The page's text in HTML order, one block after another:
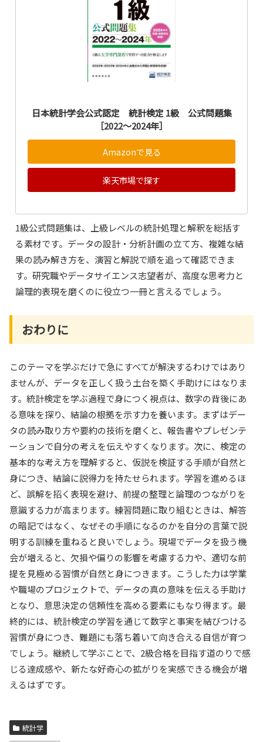
日本統計学会公式認定 統計検定 1級 公式問題集
［2022〜2024年］
Amazonで見る
楽天市場で探す
1級公式問題集は、上級レベルの統計処理と解釈を総括す
る素材です。データの設計・分析計画の立て方、複雑な結
果の読み解き方を、演習と解説で順を追って確認できま
す。研究職やデータサイエンス志望者が、高度な思考力と
論理的表現を磨くのに役立つ一冊と言えるでしょう。
おわりに
このテーマを学ぶだけで急にすべてが解決するわけではあり
ませんが、データを正しく扱う土台を築く手助けにはなりま
す。統計検定を学ぶ過程で身につく視点は、数字の背後にあ
る意味を探り、結論の根拠を示す力を養います。まずはデー
タの読み取り方や要約の技術を磨くと、報告書やプレゼンテ
ーションで自分の考えを伝えやすくなります。次に、検定の
基本的な考え方を理解すると、仮説を検証する手順が自然と
身につき、結論に説得力を持たせられます。学習を進めるほ
ど、誤解を招く表現を避け、前提の整理と論理のつながりを
意識する力が高まります。練習問題に取り組むときは、解答
の暗記ではなく、なぜその手順になるのかを自分の言葉で説
明する訓練を重ねると良いでしょう。現場でデータを扱う機
会が増えると、欠損や偏りの影響を考慮する力や、適切な前
提を見極める習慣が自然と身につきます。こうした力は学業
や職場のプロジェクトで、データの真の意味を伝える手助け
となり、意思決定の信頼性を高める要素にもなり得ます。最
終的には、統計検定の学習を通じて数字と事実を結びつける
習慣が身につき、難題にも落ち着いて向き合える自信が育つ
でしょう。継続して学ぶことで、2級合格を目指す道のりで感
じる達成感や、新たな好奇心の拡がりを実感できる機会が増
えるはずです。
統計学